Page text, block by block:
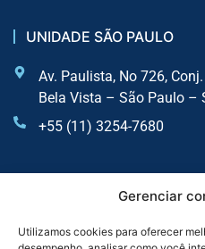
Gerenciar
Utilizamos cookies para oferecer
UNIDADE SÃO PAULO
Av. Paulista, No 726,
Bela Vista – São Paulo –
+55 (11) 3254-7680
UNIDADE SOROCABA
Av. Dr Afonso Vergueiro,